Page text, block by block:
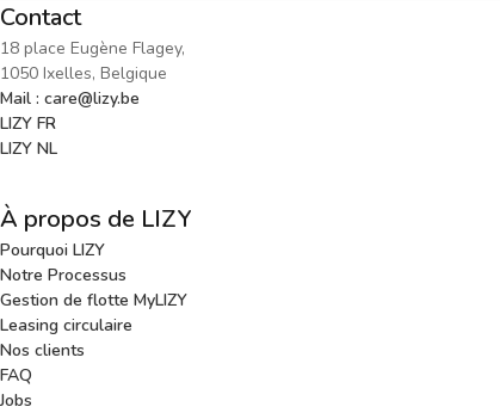
Contact
18 place Eugène Flagey,
1050 Ixelles, Belgique
Mail : care@lizy.be
LIZY FR
LIZY NL
À propos de LIZY
Pourquoi LIZY
Notre Processus
Gestion de flotte MyLIZY
Leasing circulaire
Nos clients
FAQ
Jobs